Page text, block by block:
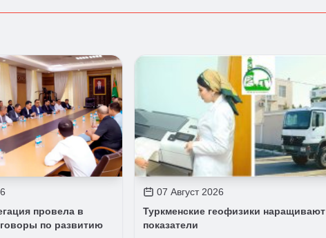
провела в
по развитию
07 Август 2026
Туркменские геофизики наращивают
показатели